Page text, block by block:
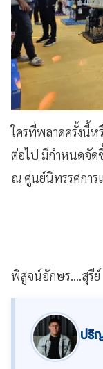
ใครที่พลาดครั้งนี้ห
ต่อไป มีกำหนดจัด
ณ ศูนย์นิทรรศการ
พิสูจน์อักษร....สุรี
ปริ